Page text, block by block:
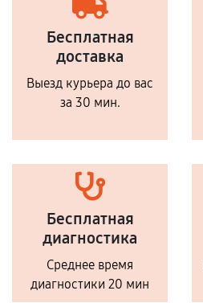
Бесплатная
доставка
Выезд курьера до вас
за 30 мин.
Бесплатная
диагностика
Среднее время
диагностики 20 мин